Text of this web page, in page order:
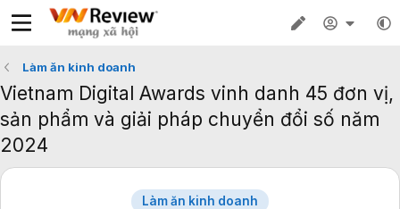
Làm ăn kinh doanh
Vietnam Digital Awards vinh danh 45 đơn vị,
sản phẩm và giải pháp chuyển đổi số năm
2024
Làm ăn kinh doanh